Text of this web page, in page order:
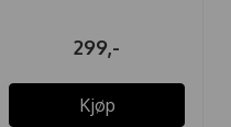
299,-
Kjøp